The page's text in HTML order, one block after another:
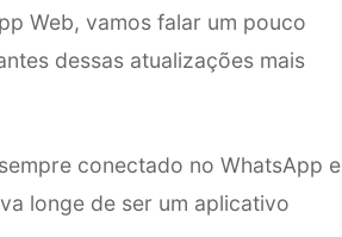
Web, vamos falar um pouco
dessas atualizações mais
conectado no WhatsApp e
longe de ser um aplicativo